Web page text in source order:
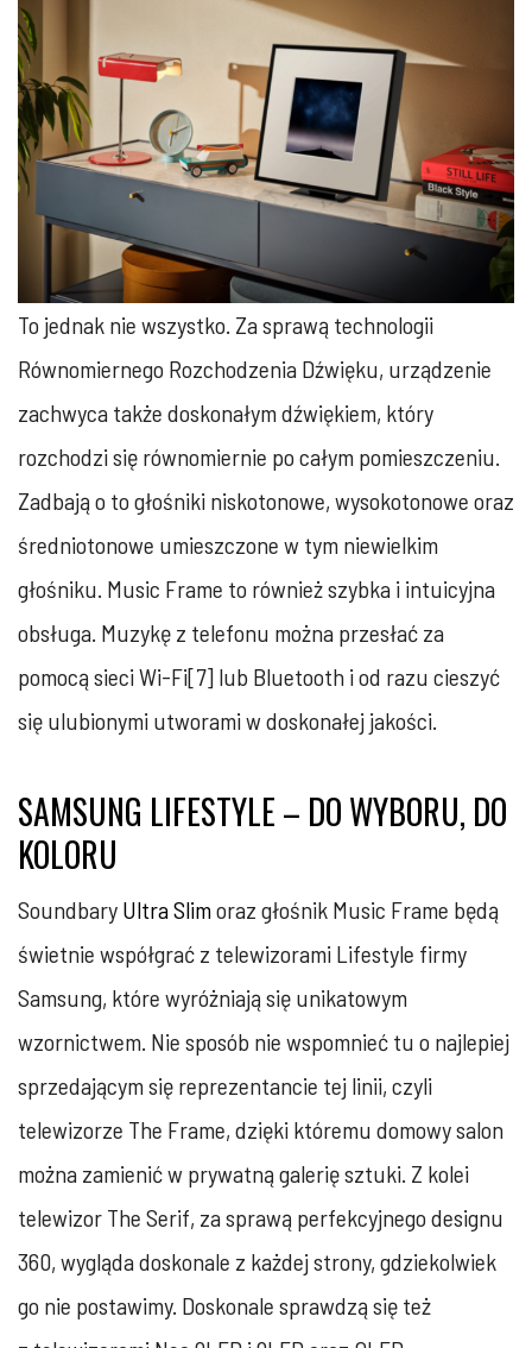
To jednak nie wszystko. Za sprawą technologii
Równomiernego Rozchodzenia Dźwięku, urządzenie
zachwyca także doskonałym dźwiękiem, który
rozchodzi się równomiernie po całym pomieszczeniu.
Zadbają o to głośniki niskotonowe, wysokotonowe oraz
średniotonowe umieszczone w tym niewielkim
głośniku. Music Frame to również szybka i intuicyjna
obsługa. Muzykę z telefonu można przesłać za
pomocą sieci Wi-Fi[7] lub Bluetooth i od razu cieszyć
się ulubionymi utworami w doskonałej jakości.
SAMSUNG LIFESTYLE – DO WYBORU, DO
KOLORU
Soundbary Ultra Slimoraz głośnik Music Frame będą
świetnie współgrać z telewizorami Lifestyle firmy
Samsung, które wyróżniają się unikatowym
wzornictwem. Nie sposób nie wspomnieć tu o najlepiej
sprzedającym się reprezentancie tej linii, czyli
telewizorze The Frame, dzięki któremu domowy salon
można zamienić w prywatną galerię sztuki. Z kolei
telewizor The Serif, za sprawą perfekcyjnego designu
360, wygląda doskonale z każdej strony, gdziekolwiek
go nie postawimy. Doskonale sprawdzą się też